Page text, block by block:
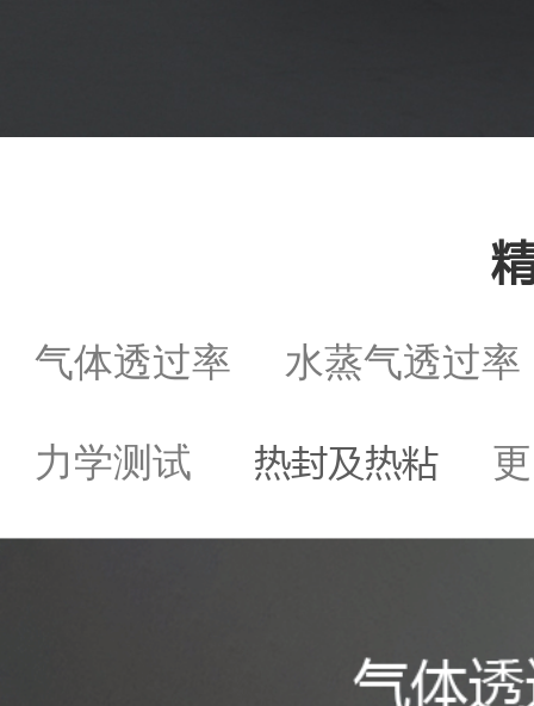
气体透过率 水蒸气透过
力学测试 热封及热粘